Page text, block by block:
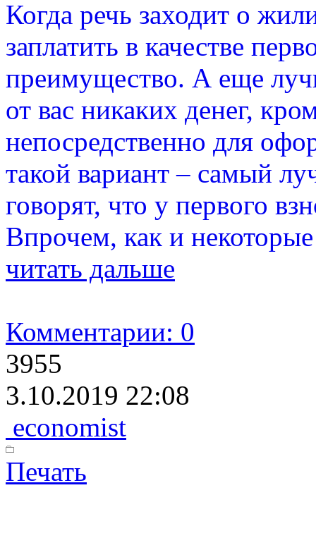
Когда речь заходит о
заплатить в качестве
преимущество. А еще
от вас никаких денег,
непосредственно для
такой вариант – самый
говорят, что у первого
Впрочем, как и
читать дальше
Комментарии: 0
3955
3.10.2019 22:08
economist
Печать